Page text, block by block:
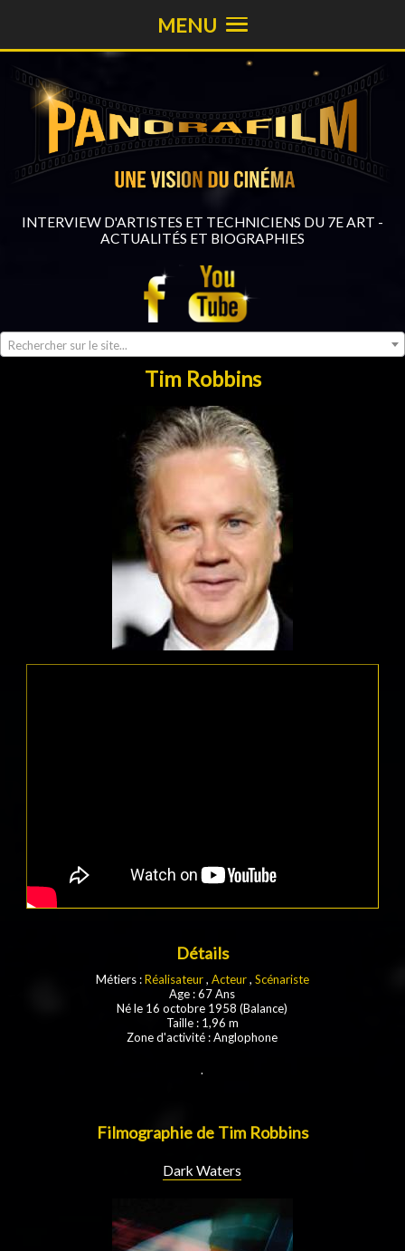
INTERVIEW D'ARTISTES ET TECHNICIENS DU 7E ART -
ACTUALITÉS ET BIOGRAPHIES
Rechercher sur le site...
MENU
Tim Robbins
Détails
Métiers :Réalisateur, Acteur, Scénariste
Age : 67 Ans
Né le 16 octobre 1958 (Balance)
Taille : 1,96 m
Zone d'activité : Anglophone
.
Filmographie de Tim Robbins
Dark Waters